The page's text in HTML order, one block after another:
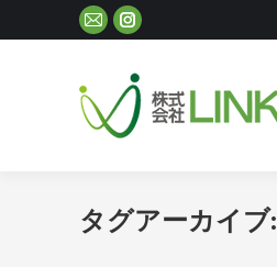
Mail
ジ
い
Instagram
ー
ジ
し
い
タグアーカイブ: